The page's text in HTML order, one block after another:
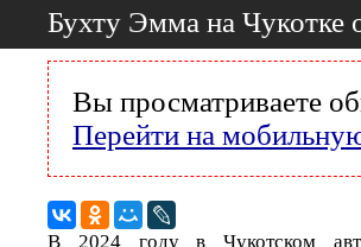
Бухту Эмма на Чукотке
Вы просматриваете
Перейти на
В 2024 году в Чукотском